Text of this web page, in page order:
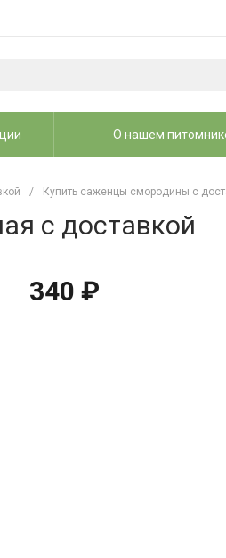
О нашем
/ Купить саженцы смородины с
с доставкой
340 ₽